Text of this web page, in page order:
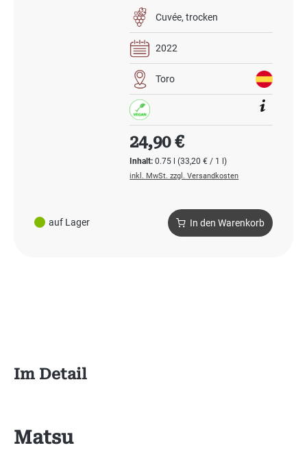
auf Lager
Cuvée trocken
2022
Toro
Inhalt:0.75 l(33,20 € / 1 l)
Regulärer Preis:
24,90 €
inkl. MwSt. zzgl. Versandkosten
In den Warenkorb
Im Detail
Matsu